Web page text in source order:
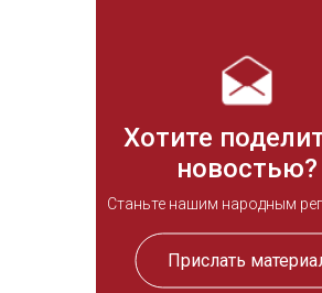
Хотите
новостью?
Станьте нашим народным
Прислать